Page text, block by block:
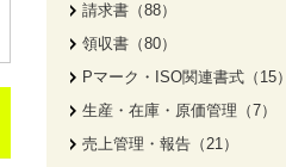
請求書（88）
領収書（80）
Pマーク・ISO関連書式（15）
生産・在庫・原価管理（7）
売上管理・報告（21）